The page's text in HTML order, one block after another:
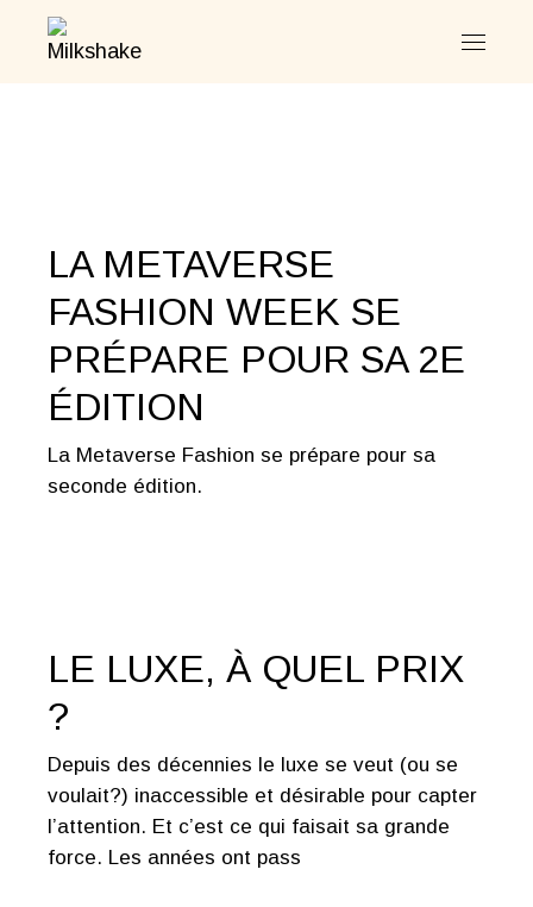
LA METAVERSE
FASHION WEEK SE
PRÉPARE POUR SA 2E
ÉDITION
La Metaverse Fashion se prépare pour sa
seconde édition.
LE LUXE, À QUEL PRIX
?
Depuis des décennies le luxe se veut (ou se
voulait?) inaccessible et désirable pour capter
l’attention. Et c’est ce qui faisait sa grande
force. Les années ont pass